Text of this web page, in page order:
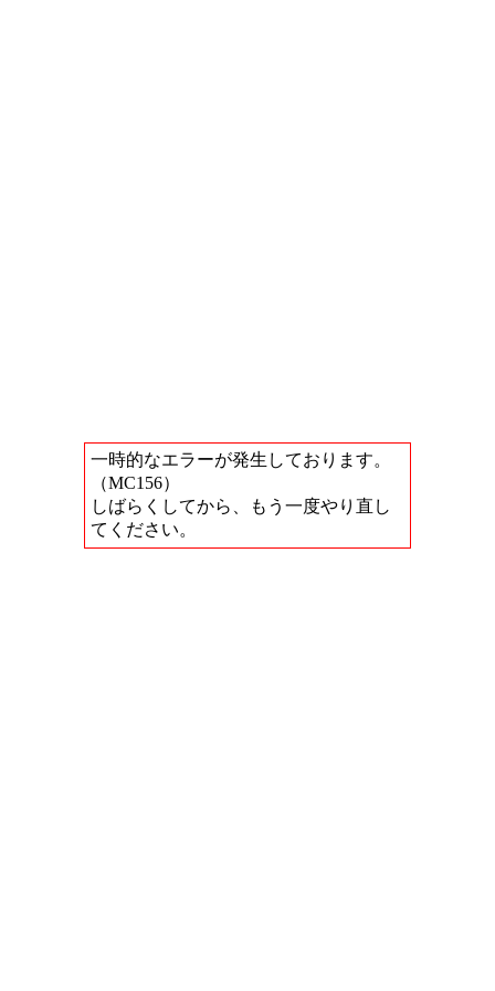
一時的なエラーが発生しております。
（MC156）
しばらくしてから、もう一度やり直し
てください。